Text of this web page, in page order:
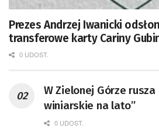
Prezes Andrzej Iwanicki
transferowe karty Cariny
0 UDOST.
W Zielonej Górze
winiarskie na lato”
0 UDOST.